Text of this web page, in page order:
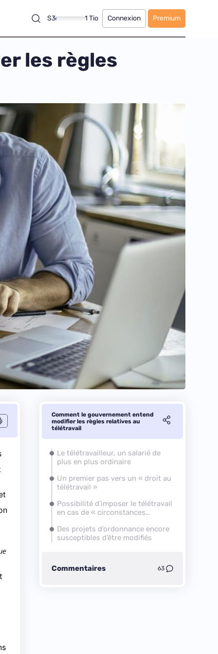
S3 1 Tio Connexion Premium
les règles
Comment le gouvernement entend
modifier les règles relatives au
télétravail
Le télétravailleur, un salarié de
plus en plus ordinaire
Un premier pas vers un « droit au
télétravail »
Possibilité d’imposer le télétravail
en cas de « circonstances
Des projets d’ordonnance encore
susceptibles d’être modifiés
Commentaires 63